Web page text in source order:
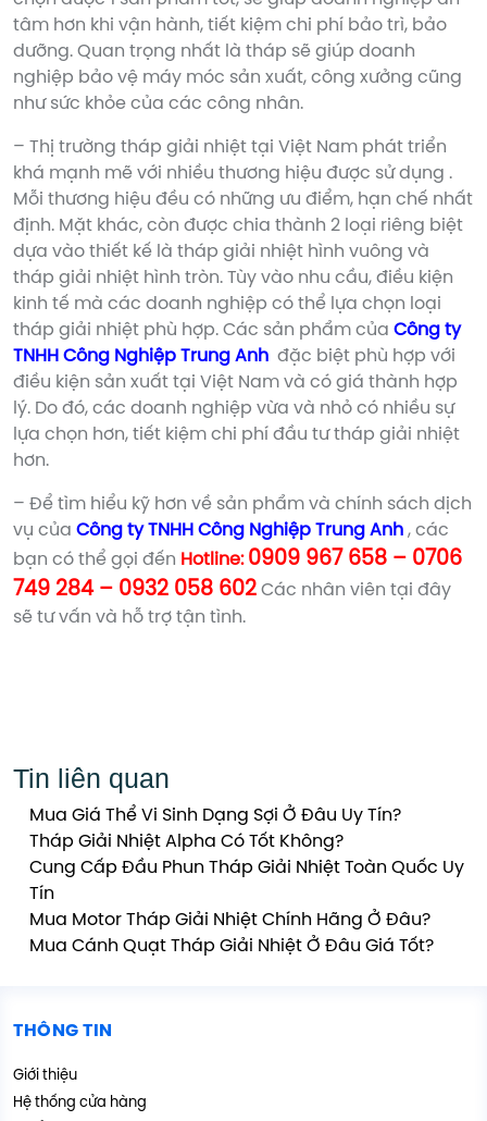
tâm hơn khi vận hành, tiết kiệm chi phí bảo trì, bảo
dưỡng. Quan trọng nhất là tháp sẽ giúp doanh
nghiệp bảo vệ máy móc sản xuất, công xưởng cũng
như sức khỏe của các công nhân.
– Thị trường tháp giải nhiệt tại Việt Nam phát triển
khá mạnh mẽ với nhiều thương hiệu được sử dụng .
Mỗi thương hiệu đều có những ưu điểm, hạn chế nhất
định. Mặt khác, còn được chia thành 2 loại riêng biệt
dựa vào thiết kế là tháp giải nhiệt hình vuông và
tháp giải nhiệt hình tròn. Tùy vào nhu cầu, điều kiện
kinh tế mà các doanh nghiệp có thể lựa chọn loại
tháp giải nhiệt phù hợp. Các sản phẩm của Công ty
TNHH Công Nghiệp Trung Anh đặc biệt phù hợp với
điều kiện sản xuất tại Việt Nam và có giá thành hợp
lý. Do đó, các doanh nghiệp vừa và nhỏ có nhiều sự
lựa chọn hơn, tiết kiệm chi phí đầu tư tháp giải nhiệt
hơn.
– Để tìm hiểu kỹ hơn về sản phẩm và chính sách dịch
vụ của Công ty TNHH Công Nghiệp Trung Anh , các
bạn có thể gọi đến Hotline: 0909 967 658 – 0706
749 284 – 0932 058 602 Các nhân viên tại đây
sẽ tư vấn và hỗ trợ tận tình.
Tin liên quan
Mua Giá Thể Vi Sinh Dạng Sợi Ở Đâu Uy Tín?
Tháp Giải Nhiệt Alpha Có Tốt Không?
Cung Cấp Đầu Phun Tháp Giải Nhiệt Toàn Quốc Uy
Tín
Mua Motor Tháp Giải Nhiệt Chính Hãng Ở Đâu?
Mua Cánh Quạt Tháp Giải Nhiệt Ở Đâu Giá Tốt?
THÔNG TIN
Giới thiệu
Hệ thống cửa hàng